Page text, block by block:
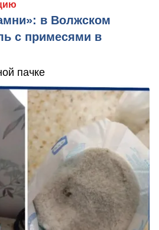
в Волжском
с примесями в
пачке